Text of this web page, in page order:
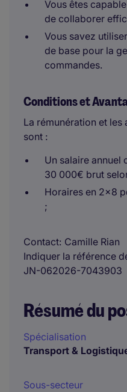
Vous êtes
de collaborer
Vous savez
de base pour la
commandes.
Conditions et
La rémunération et
sont :
Un salaire
30 000€ brut
Horaires en 2x8
;
Contact Camille Rian
Indiquer la référence
JN-062026-7043903
Résumé du
Spécialisation
Transport &
Sous-secteur